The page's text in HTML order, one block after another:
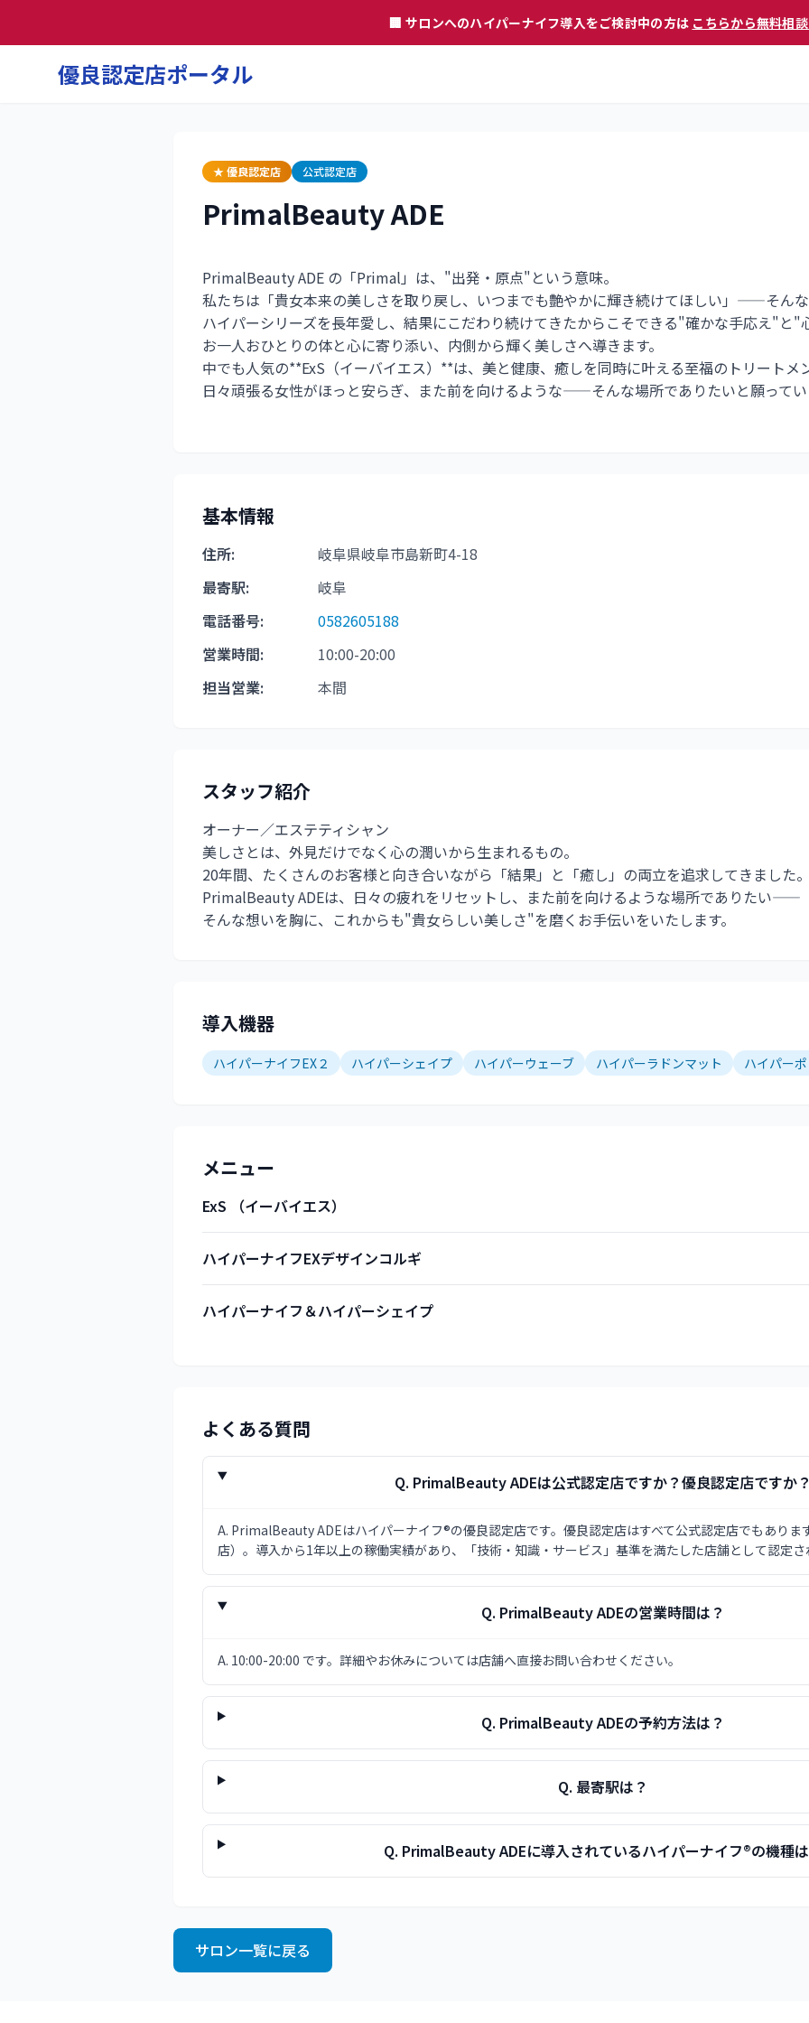
🏢 サロンへのハイパーナイフ導入をご検討中の方は こちらから無料相
優良認定店ポータル
★ 優良認定店 公式認定店
PrimalBeauty ADE
PrimalBeauty ADE の「Primal」は、"出発・原点"という意味。
私たちは「貴女本来の美しさを取り戻し、いつまでも艶やかに輝き続けてほしい」——そんな
ハイパーシリーズを長年愛し、結果にこだわり続けてきたからこそできる"確かな手応え"と"
お一人おひとりの体と心に寄り添い、内側から輝く美しさへ導きます。
中でも人気の**ExS（イーバイエス）**は、美と健康、癒しを同時に叶える至福のトリートメ
日々頑張る女性がほっと安らぎ、また前を向けるような——そんな場所でありたいと願って
基本情報
住所:
岐阜県岐阜市島新町4-18
最寄駅:
岐阜
電話番号:
0582605188
営業時間:
10:00-20:00
担当営業:
本間
スタッフ紹介
オーナー／エステティシャン
美しさとは、外見だけでなく心の潤いから生まれるもの。
20年間、たくさんのお客様と向き合いながら「結果」と「癒し」の両立を追求してきました。
PrimalBeauty ADEは、日々の疲れをリセットし、また前を向けるような場所でありたい——
そんな想いを胸に、これからも"貴女らしい美しさ"を磨くお手伝いをいたします。
導入機器
ハイパーナイフEX２ ハイパーシェイプ ハイパーウェーブ ハイパーラドンマット ハイパー
メニュー
ExS （イーバイエス）
ハイパーナイフEXデザインコルギ
ハイパーナイフ＆ハイパーシェイプ
よくある質問
Q. PrimalBeauty ADEは公式認定店ですか？優良認定店ですか？
A. PrimalBeauty ADEはハイパーナイフ®の優良認定店です。優良認定店はすべて公式認定店でもあり
店）。導入から1年以上の稼働実績があり、「技術・知識・サービス」基準を満たした店舗として認定さ
Q. PrimalBeauty ADEの営業時間は？
A. 10:00-20:00 です。詳細やお休みについては店舗へ直接お問い合わせください。
Q. PrimalBeauty ADEの予約方法は？
Q. 最寄駅は？
Q. PrimalBeauty ADEに導入されているハイパーナイフ®の機種
サロン一覧に戻る